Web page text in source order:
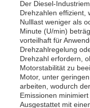
Startseite
Produkte
Videos
Über uns
Der Diesel-
Drehzahlen effizient,
Nulllast weniger als
Minute (U/min)
vorteilhaft für
Drehzahlregelung
Drehzahl erfordern,
Motorstabilität zu
Motor, unter
arbeiten, wodurch
Emissionen minimiert
Ausgestattet mit